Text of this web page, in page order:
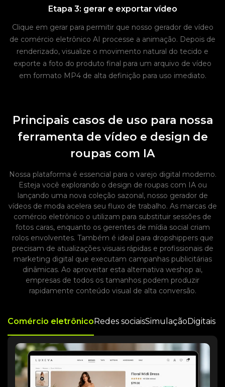
Etapa 3: gerar e exportar vídeo
Clique em gerar para permitir que nosso gerador de vídeo
de comércio eletrônico AI processe a animação. Depois de
renderizado, visualize o movimento natural do tecido e
exporte a foto do produto final para um arquivo de vídeo
em formato MP4 de alta definição para uso imediato.
Principais casos de uso para nossa
ferramenta de vídeo e design de
roupas com IA
Nossa plataforma é essencial para o varejo digital moderno.
Esteja você explorando o design de roupas com IA ou
lançando uma nova coleção sazonal, nosso gerador de
vídeos de moda acelera seu fluxo de trabalho. As marcas de
comércio eletrônico o utilizam para substituir sessões de
fotos caras, enquanto os gerentes de mídia social criam
rolos envolventes. Também é ideal para dropshippers que
precisam de atualizações visuais rápidas e profissionais de
marketing digital que executam campanhas publicitárias
dinâmicas. Ao aproveitar esta alternativa weshop ai,
empresas de todos os tamanhos podem produzir
rapidamente conteúdo visual de alta conversão.
Comércio eletrônicoRedes sociaisSimulaçãoDigitais